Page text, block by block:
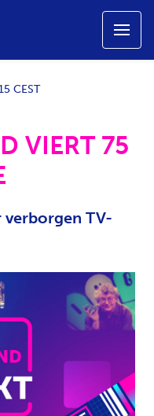
CEST
VIERT 75
TV-